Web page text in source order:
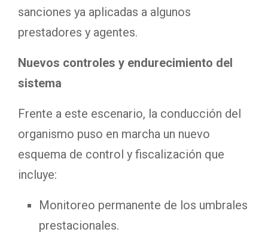
sanciones ya aplicadas a algunos
prestadores y agentes.
Nuevos controles y endurecimiento del
sistema
Frente a este escenario, la conducción del
organismo puso en marcha un nuevo
esquema de control y fiscalización que
incluye:
Monitoreo permanente de los umbrales
prestacionales.